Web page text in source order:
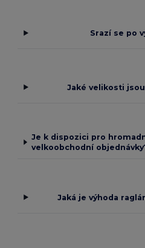
Srazí se po
Jaké velikosti
Je k dispozici pro
velkoobchodní
Jaká je výhoda